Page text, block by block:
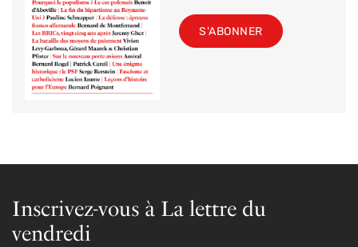
S'ABONNER
Inscrivez-vous à La lettre du
vendredi